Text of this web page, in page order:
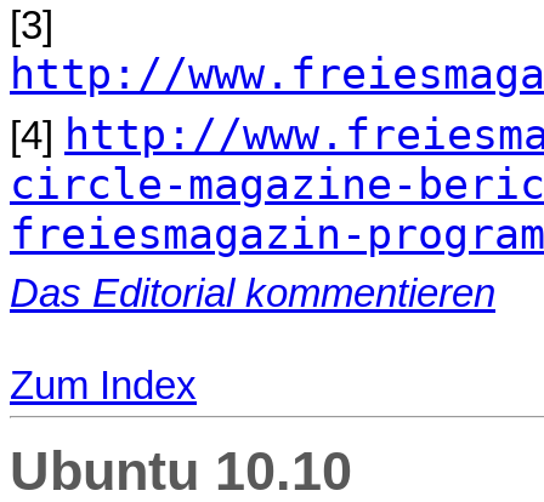
[3]
http://
[4] http://
circle-magazine-
freiesmagazin-
Das Editorial kommentieren
Zum Index
Ubuntu 10.10